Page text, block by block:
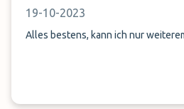
19-10-2023
Alles bestens, kann ich nur